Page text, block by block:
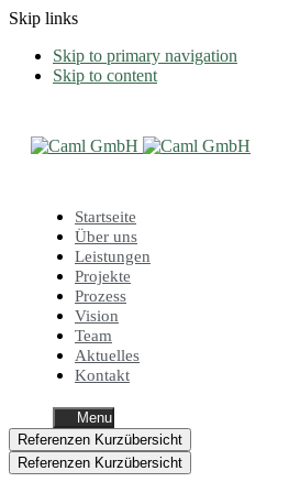
Skip links
Skip to primary navigation
Skip to content
Startseite
Über uns
Leistungen
Projekte
Prozess
Vision
Team
Aktuelles
Kontakt
Menu
Referenzen Kurzübersicht
Referenzen Kurzübersicht